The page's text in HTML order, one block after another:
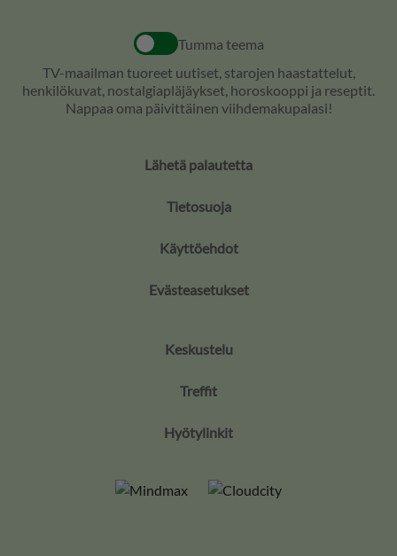
Tumma teema
TV-maailman tuoreet uutiset, starojen haastattelut,
henkilökuvat, nostalgiapläjäykset, horoskooppi ja reseptit.
Nappaa oma päivittäinen viihdemakupalasi!
Lähetä palautetta
Tietosuoja
Käyttöehdot
Evästeasetukset
Keskustelu
Treffit
Hyötylinkit